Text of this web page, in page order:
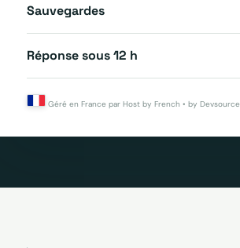
Sauvegardes
Réponse sous 12 h
Géré en France par Host by French • by Devsource